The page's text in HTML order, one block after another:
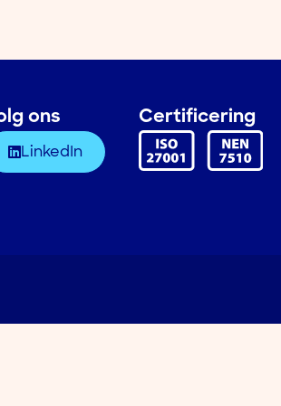
ons
LinkedIn
Certificering